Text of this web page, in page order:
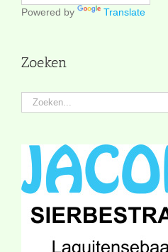
Powered by Translate
Zoeken
Zoeken
naar: